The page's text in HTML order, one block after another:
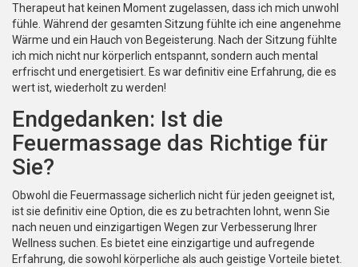
Therapeut hat keinen Moment zugelassen, dass ich mich unwohl
fühle. Während der gesamten Sitzung fühlte ich eine angenehme
Wärme und ein Hauch von Begeisterung. Nach der Sitzung fühlte
ich mich nicht nur körperlich entspannt, sondern auch mental
erfrischt und energetisiert. Es war definitiv eine Erfahrung, die es
wert ist, wiederholt zu werden!
Endgedanken: Ist die
Feuermassage das Richtige für
Sie?
Obwohl die Feuermassage sicherlich nicht für jeden geeignet ist,
ist sie definitiv eine Option, die es zu betrachten lohnt, wenn Sie
nach neuen und einzigartigen Wegen zur Verbesserung Ihrer
Wellness suchen. Es bietet eine einzigartige und aufregende
Erfahrung, die sowohl körperliche als auch geistige Vorteile bietet.